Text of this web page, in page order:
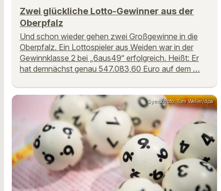
Zwei glückliche Lotto-Gewinner aus der
Oberpfalz
Und schon wieder gehen zwei Großgewinne in die
Oberpfalz. Ein Lottospieler aus Weiden war in der
Gewinnklasse 2 bei „6aus49“ erfolgreich. Heißt: Er
hat demnächst genau 547.083,60 Euro auf dem …
Symbolfoto: Tom Weller/dpa